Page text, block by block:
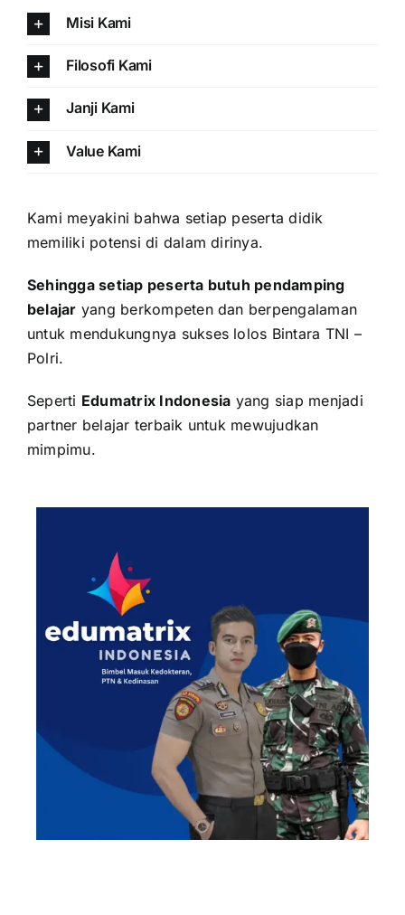
Misi Kami
Filosofi Kami
Janji Kami
Value Kami
Kami meyakini bahwa setiap peserta didik
memiliki potensi di dalam dirinya.
Sehingga setiap peserta butuh pendamping
belajar yang berkompeten dan berpengalaman
untuk mendukungnya sukses lolos Bintara TNI –
Polri.
Seperti Edumatrix Indonesia yang siap menjadi
partner belajar terbaik untuk mewujudkan
mimpimu.